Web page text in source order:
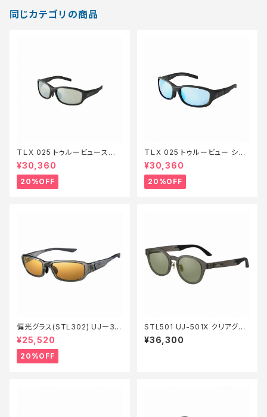
同じカテゴリの商品
ＴＬＸ 025 トゥルービュースポ
ーツ シルバーミラー【特価装備】
【20】
¥30,360
20%OFF
ＴＬＸ 025 トゥルービュー シル
バーブルーミラー【特価装備】【2
0】
¥30,360
20%OFF
偏光グラス(STL302) UJー30
2Ｗ クリアグレー LO【特価装
備】【20】
¥25,520
20%OFF
STL501 UJ-501X クリアグレ
ー EG
¥36,300